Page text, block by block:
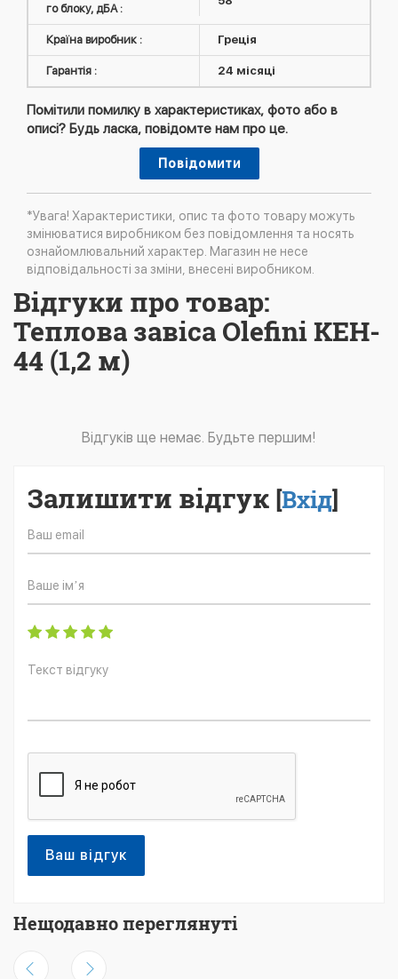
го блоку, дБА :
Країна виробник : Греція
Гарантія : 24 місяці
Помітили помилку в характеристиках, фото або в
описі? Будь ласка, повідомте нам про це.
Повідомити
*Увага! Характеристики, опис та фото товару можуть
змінюватися виробником без повідомлення та носять
ознайомлювальний характер. Магазин не несе
відповідальності за зміни, внесені виробником.
Відгуки про товар:
Теплова завіса Olefini KEH-
44 (1,2 м)
Відгуків ще немає. Будьте першим!
Залишити відгук [Вхід]
Ваш відгук
Нещодавно переглянуті